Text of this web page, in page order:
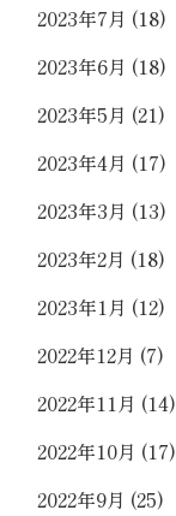
2023年7月 (18)
2023年6月 (18)
2023年5月 (21)
2023年4月 (17)
2023年3月 (13)
2023年2月 (18)
2023年1月 (12)
2022年12月 (7)
2022年11月 (14)
2022年10月 (17)
2022年9月 (25)